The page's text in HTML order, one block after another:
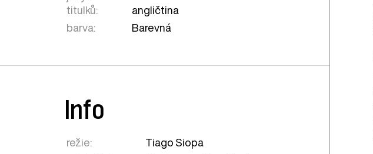
titulků:
angličtina
barva:
Barevná
Info
režie:
Tiago Siopa